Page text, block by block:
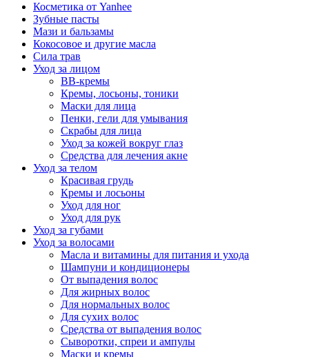
Косметика от Yanhee
Зубные пасты
Мази и бальзамы
Кокосовое и другие масла
Сила трав
Уход за лицом
BB-кремы
Кремы, лосьоны, тоники
Маски для лица
Пенки, гели для умывания
Скрабы для лица
Уход за кожей вокруг глаз
Средства для лечения акне
Уход за телом
Красивая грудь
Кремы и лосьоны
Уход для ног
Уход для рук
Уход за губами
Уход за волосами
Масла и витамины для питания и ухода
Шампуни и кондиционеры
От выпадения волос
Для жирных волос
Для нормальных волос
Для сухих волос
Средства от выпадения волос
Сыворотки, спреи и ампулы
Маски и кремы